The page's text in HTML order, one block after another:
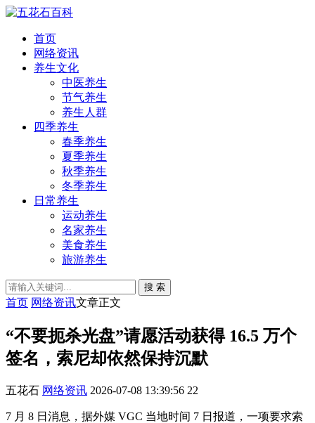
首页
网络资讯
养生文化
中医养生
节气养生
养生人群
四季养生
春季养生
夏季养生
秋季养生
冬季养生
日常养生
运动养生
名家养生
美食养生
旅游养生
搜 索
首页 网络资讯文章正文
“不要扼杀光盘”请愿活动获得 16.5 万个
签名，索尼却依然保持沉默
五花石 网络资讯 2026-07-08 13:39:56 22
7 月 8 日消息，据外媒 VGC 当地时间 7 日报道，一项要求索